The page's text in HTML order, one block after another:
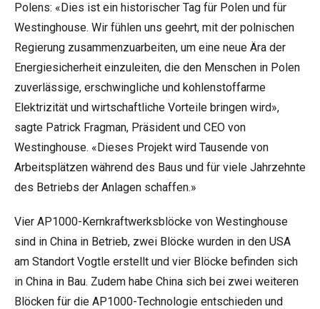
Polens: «Dies ist ein historischer Tag für Polen und für
Westinghouse. Wir fühlen uns geehrt, mit der polnischen
Regierung zusammenzuarbeiten, um eine neue Ära der
Energiesicherheit einzuleiten, die den Menschen in Polen
zuverlässige, erschwingliche und kohlenstoffarme
Elektrizität und wirtschaftliche Vorteile bringen wird»,
sagte Patrick Fragman, Präsident und CEO von
Westinghouse. «Dieses Projekt wird Tausende von
Arbeitsplätzen während des Baus und für viele Jahrzehnte
des Betriebs der Anlagen schaffen.»
Vier AP1000-Kernkraftwerksblöcke von Westinghouse
sind in China in Betrieb, zwei Blöcke wurden in den USA
am Standort Vogtle erstellt und vier Blöcke befinden sich
in China in Bau. Zudem habe China sich bei zwei weiteren
Blöcken für die AP1000-Technologie entschieden und